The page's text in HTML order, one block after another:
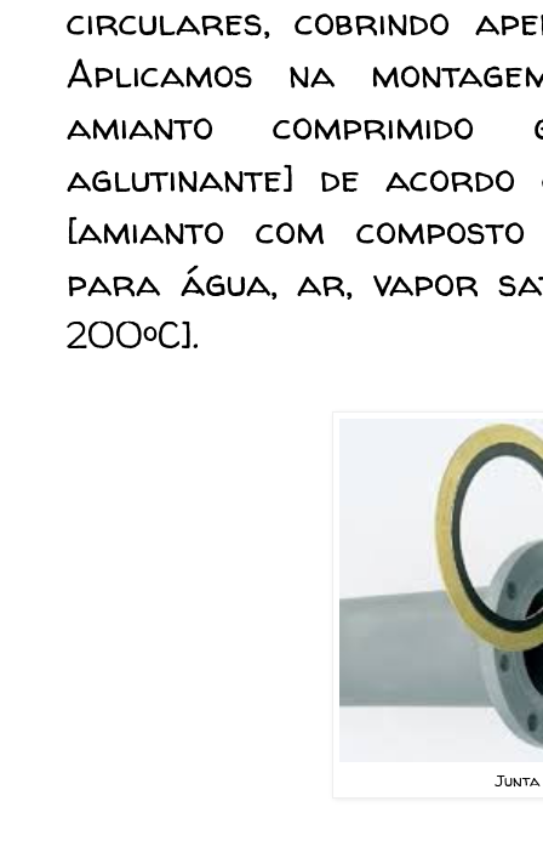
circulares, cobrindo
Aplicamos na
amianto
aglutinante] de acordo
[amianto com
para água, ar, vapor
200ºC].